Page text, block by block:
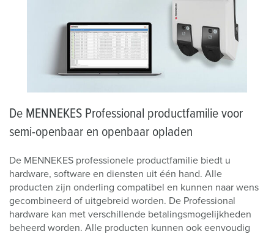
De MENNEKES Professional productfamilie voor
semi-openbaar en openbaar opladen
De MENNEKES professionele productfamilie biedt u
hardware, software en diensten uit één hand. Alle
producten zijn onderling compatibel en kunnen naar wens
gecombineerd of uitgebreid worden. De Professional
hardware kan met verschillende betalingsmogelijkheden
beheerd worden. Alle producten kunnen ook eenvoudig